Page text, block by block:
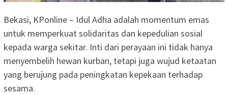
Bekasi, KPonline – Idul Adha adalah momentum emas
untuk memperkuat solidaritas dan kepedulian sosial
kepada warga sekitar. Inti dari perayaan ini tidak hanya
menyembelih hewan kurban, tetapi juga wujud ketaatan
yang berujung pada peningkatan kepekaan terhadap
sesama.